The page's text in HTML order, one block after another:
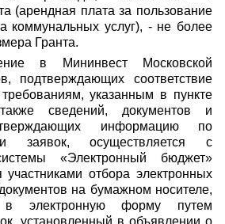
(арендная плата за пользование
коммунальных услуг), - не более
Гранта.
в Мининвест Московской
подтверждающих соответствие
указанным в пункте
сведений, документов и
информацию по
заявок, осуществляется с
«Электронный бюджет»
участниками отбора электронных
на бумажном носителе,
в электронную форму путем
установленный в объявлении о